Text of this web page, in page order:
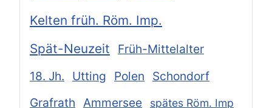
Kelten früh. Röm. Imp.
Spät-Neuzeit
Früh-Mittelalter
18. Jh.
Utting Polen
Schondorf
Grafrath Ammersee spätes Röm. Imp